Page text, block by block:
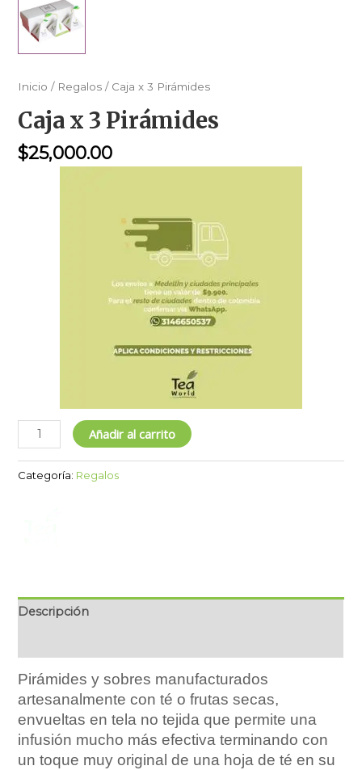
Inicio / Regalos / Caja x 3 Pirámides
Caja x 3 Pirámides
$25,000.00
Añadir al carrito
Categoría: Regalos
Descripción
Pirámides y sobres manufacturados
artesanalmente con té o frutas secas,
envueltas en tela no tejida que permite una
infusión mucho más efectiva terminando con
un toque muy original de una hoja de té en su